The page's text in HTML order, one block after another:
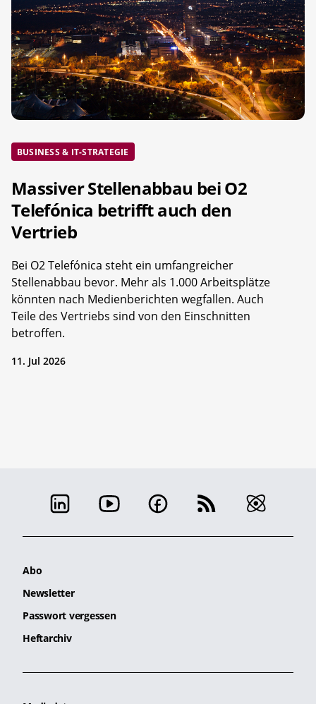
BUSINESS & IT-STRATEGIE
Massiver Stellenabbau bei O2
Telefónica betrifft auch den
Vertrieb
Bei O2 Telefónica steht ein umfangreicher
Stellenabbau bevor. Mehr als 1.000 Arbeitsplätze
könnten nach Medienberichten wegfallen. Auch
Teile des Vertriebs sind von den Einschnitten
betroffen.
11. Jul 2026
Abo
Newsletter
Passwort vergessen
Heftarchiv